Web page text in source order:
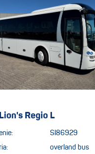
Regio L
SI86929
overland bus